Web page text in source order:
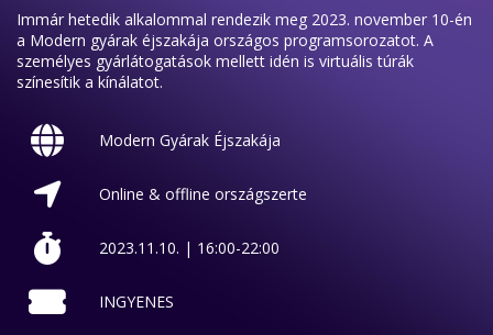
Immár hetedik alkalommal rendezik meg 2023. november 10-én
a Modern gyárak éjszakája országos programsorozatot. A
személyes gyárlátogatások mellett idén is virtuális túrák
színesítik a kínálatot.
Modern Gyárak Éjszakája
Online & offline országszerte
2023.11.10. | 16:00-22:00
INGYENES